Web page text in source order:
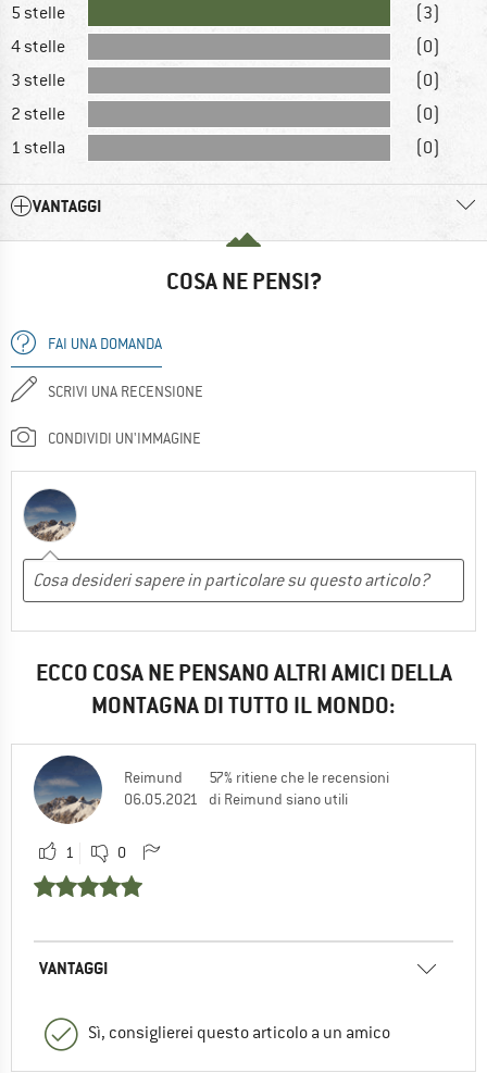
5 stelle
(3)
4 stelle
(0)
3 stelle
(0)
2 stelle
(0)
1 stella
(0)
VANTAGGI
COSA NE PENSI?
FAI UNA DOMANDA
SCRIVI UNA RECENSIONE
CONDIVIDI UN'IMMAGINE
ECCO COSA NE PENSANO ALTRI AMICI DELLA
MONTAGNA DI TUTTO IL MONDO:
Reimund
06.05.2021
57% ritiene che le recensioni
di Reimund siano utili
1 0
VANTAGGI
Sì, consiglierei questo articolo a un amico